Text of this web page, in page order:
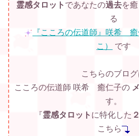
霊感タロット であなたの過去を
る
『こころの伝道師』咲希
こ）
です
こちらのブロ
こころの伝道師 咲希 癒仁子の
す。
『霊感タロット に特化した
こちら